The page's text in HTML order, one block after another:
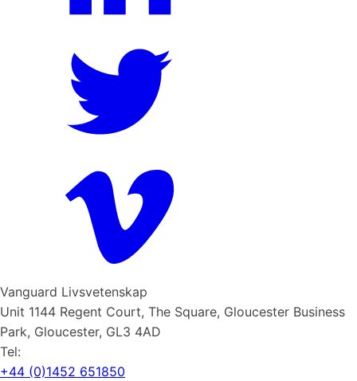
Vanguard Livsvetenskap
Unit 1144 Regent Court, The Square, Gloucester Business
Park, Gloucester, GL3 4AD
Tel:
+44 (0)1452 651850